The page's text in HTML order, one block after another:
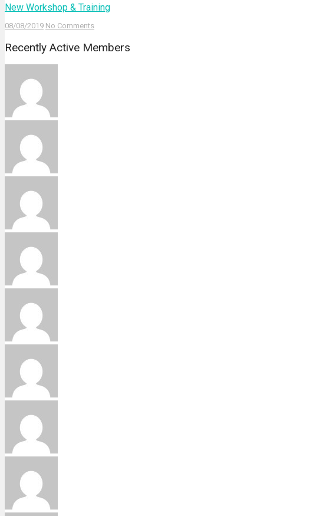
New Workshop & Training
08/08/2019 No Comments
Recently Active Members